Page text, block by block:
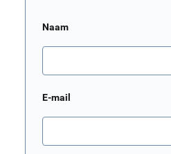
Naam
E-mail